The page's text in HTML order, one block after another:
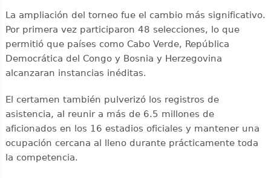
La ampliación del torneo fue el cambio más significativo.
Por primera vez participaron 48 selecciones, lo que
permitió que países como Cabo Verde, República
Democrática del Congo y Bosnia y Herzegovina
alcanzaran instancias inéditas.
El certamen también pulverizó los registros de
asistencia, al reunir a más de 6.5 millones de
aficionados en los 16 estadios oficiales y mantener una
ocupación cercana al lleno durante prácticamente toda
la competencia.